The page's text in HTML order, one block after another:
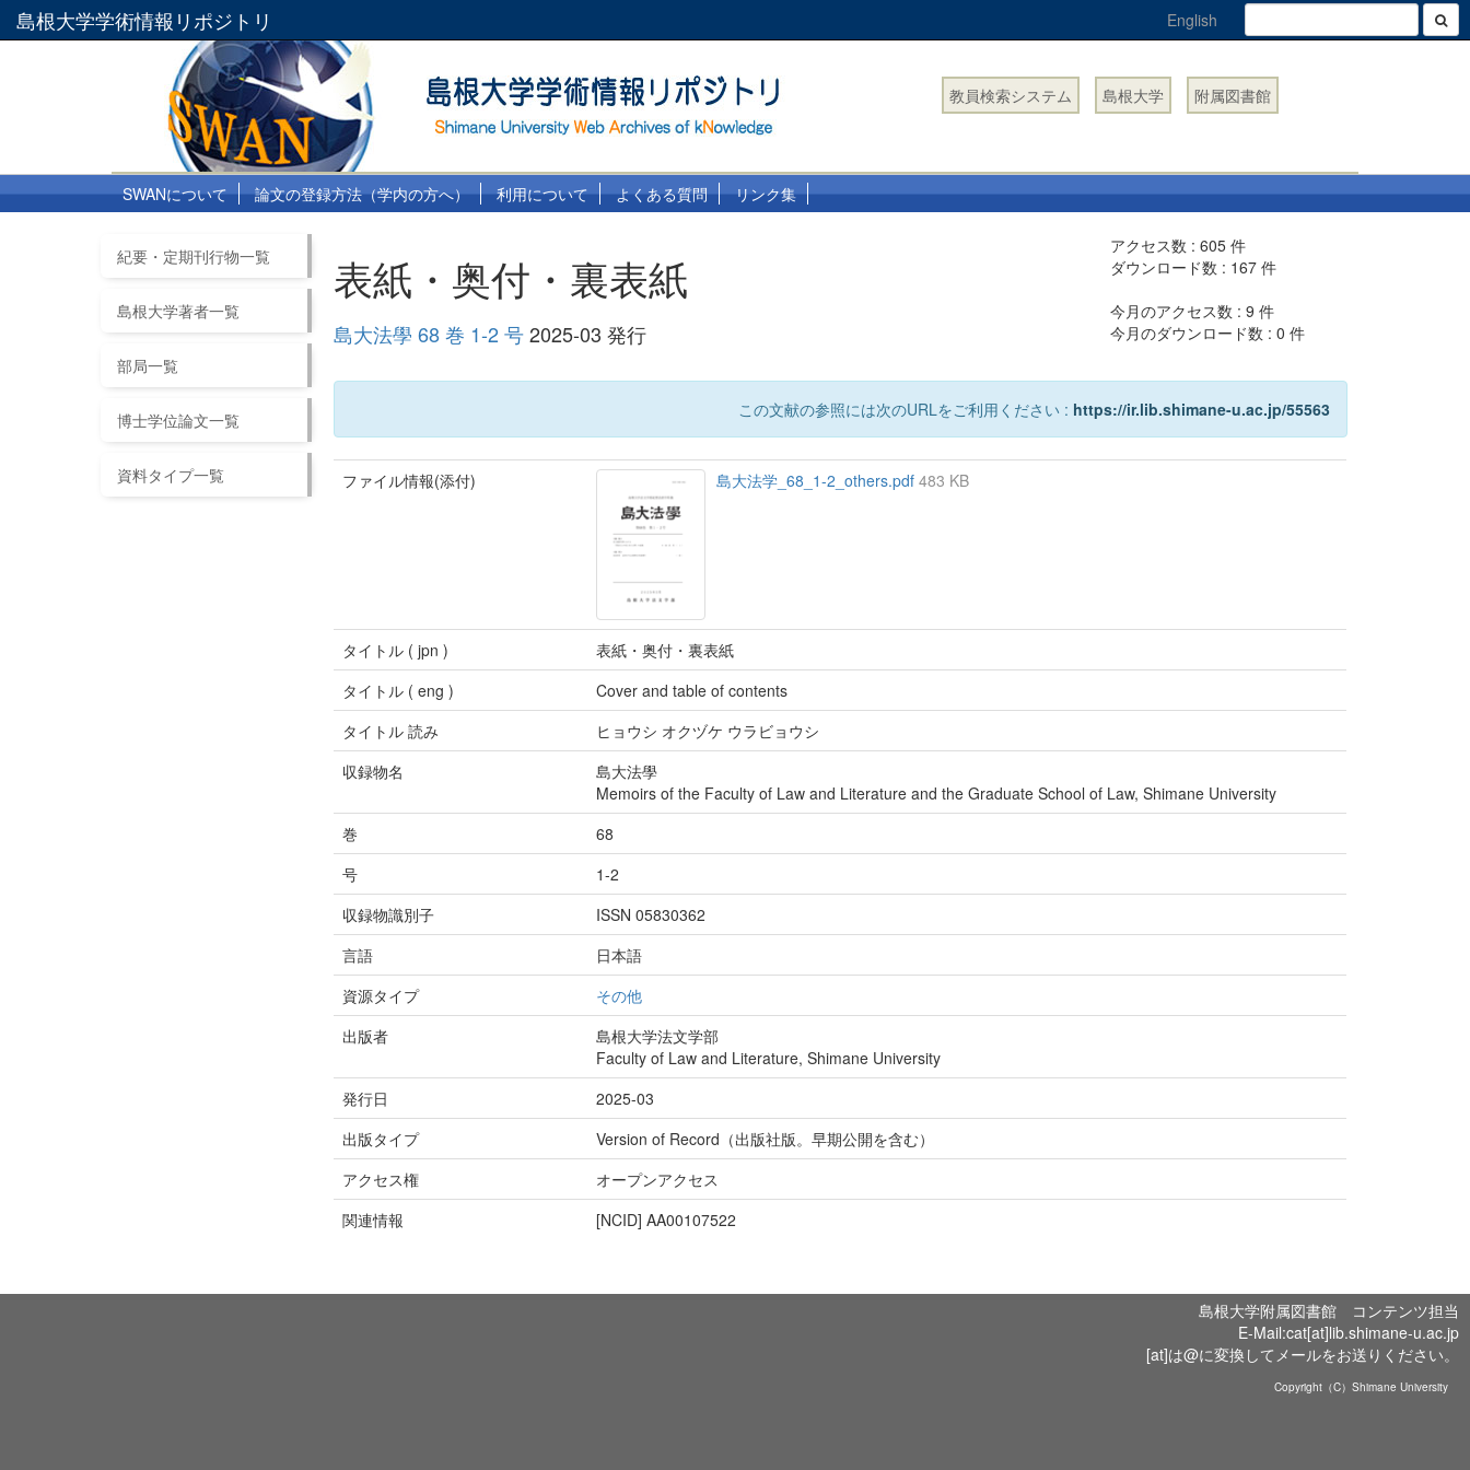
島根大学学術情報リポジトリ English
教員検索システム 島根大学 附属図書館
SWANについて 論文の登録方法（学内の方へ） 利用について よくある質問 リンク集
紀要・定期刊行物一覧
島根大学著者一覧
部局一覧
博士学位論文一覧
資料タイプ一覧
表紙・奥付・裏表紙
島大法學 68 巻 1-2 号2025-03 発行
アクセス数 :605 件
ダウンロード数 : 167 件
今月のアクセス数 :9 件
今月のダウンロード数 :0 件
この文献の参照には次のURLをご利用ください : https://ir.lib.shimane-u.ac.jp/55563
ファイル情報(添付) 島大法学_68_1-2_others.pdf483 KB
タイトル ( jpn )
表紙・奥付・裏表紙
タイトル ( eng )
Cover and table of contents
タイトル 読み
ヒョウシ オクヅケ ウラビョウシ
収録物名
島大法學
Memoirs of the Faculty of Law and Literature and the Graduate School of Law, Shimane University
巻
68
号
1-2
収録物識別子
ISSN 05830362
言語
日本語
資源タイプ
その他
出版者
島根大学法文学部
Faculty of Law and Literature, Shimane University
発行日
2025-03
出版タイプ
Version of Record（出版社版。早期公開を含む）
アクセス権
オープンアクセス
関連情報
[NCID] AA00107522
島根大学附属図書館 コンテンツ担当
E-Mail:cat[at]lib.shimane-u.ac.jp
[at]は@に変換してメールをお送りください。
Copyright（C）Shimane University